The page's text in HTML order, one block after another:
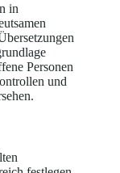
in
Personen
und